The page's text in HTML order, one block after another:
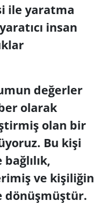
ile yaratma
insan
değerler
olarak
olan bir
Bu kişi
ve kişiliğin
dönüşmüştür.